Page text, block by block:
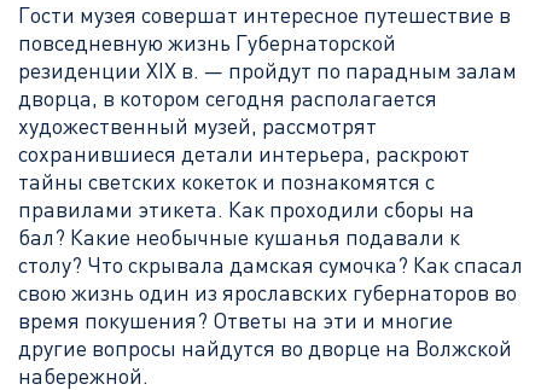
Гости музея совершат интересное путешествие в
повседневную жизнь Губернаторской
резиденции XIX в. — пройдут по парадным залам
дворца, в котором сегодня располагается
художественный музей, рассмотрят
сохранившиеся детали интерьера, раскроют
тайны светских кокеток и познакомятся с
правилами этикета. Как проходили сборы на
бал? Какие необычные кушанья подавали к
столу? Что скрывала дамская сумочка? Как спасал
свою жизнь один из ярославских губернаторов во
время покушения? Ответы на эти и многие
другие вопросы найдутся во дворце на Волжской
набережной.